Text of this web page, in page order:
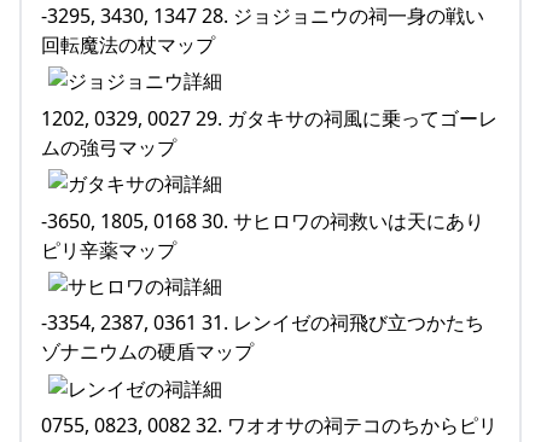
-3295, 3430, 1347 28. ジョジョニウの祠一身の戦い
回転魔法の杖マップ
1202, 0329, 0027 29. ガタキサの祠風に乗ってゴーレ
ムの強弓マップ
-3650, 1805, 0168 30. サヒロワの祠救いは天にあり
ピリ辛薬マップ
-3354, 2387, 0361 31. レンイゼの祠飛び立つかたち
ゾナニウムの硬盾マップ
0755, 0823, 0082 32. ワオオサの祠テコのちからピリ